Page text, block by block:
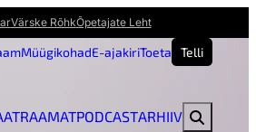
Värske RõhkÕpetajate Leht
MüügikohadE-ajakiriToeta Telli
RAAMATPODCASTARHIIV